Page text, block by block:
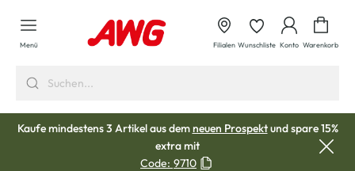
springen
Menü Filialen Wunschliste Konto Warenkorb
Kaufe mindestens 3 Artikel aus demneuen Prospektund spare 15%
extra mit
Code: 9710